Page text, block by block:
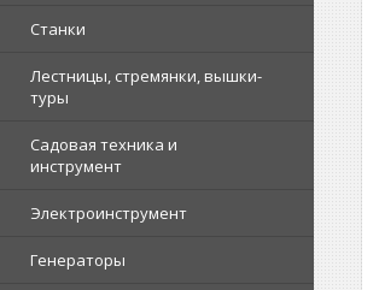
Станки
Лестницы, стремянки, вышки-
туры
Садовая техника и
инструмент
Электроинструмент
Генераторы